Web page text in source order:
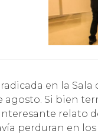
agosto. Si bien
relato
perduran en los